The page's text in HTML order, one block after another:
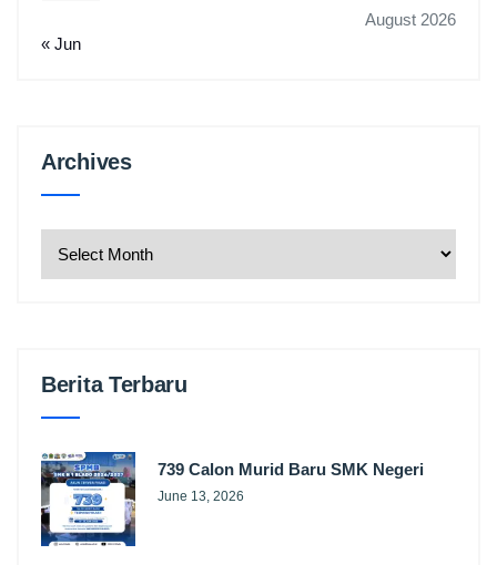
August 2026
« Jun
ArchivesArchives
Berita Terbaru
739 Calon Murid Baru SMK Negeri
June 13, 2026